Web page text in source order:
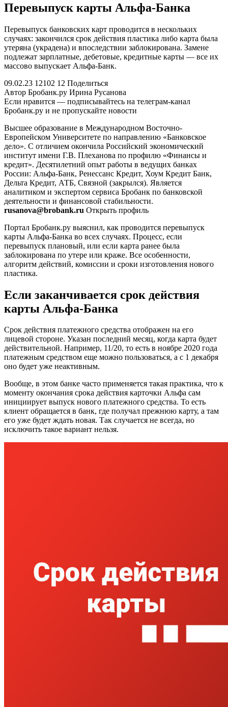
Перевыпуск карты Альфа-Банка
Перевыпуск банковских карт проводится в нескольких
случаях: закончился срок действия пластика либо карта была
утеряна (украдена) и впоследствии заблокирована. Замене
подлежат зарплатные, дебетовые, кредитные карты — все их
массово выпускает Альфа-Банк.
09.02.23 12102 12 Поделиться
Автор Бробанк.ру Ирина Русанова
Если нравится — подписывайтесь на телеграм-канал
Бробанк.ру и не пропускайте новости
Высшее образование в Международном Восточно-
Европейском Университете по направлению «Банковское
дело». С отличием окончила Российский экономический
институт имени Г.В. Плеханова по профилю «Финансы и
кредит». Десятилетний опыт работы в ведущих банках
России: Альфа-Банк, Ренессанс Кредит, Хоум Кредит Банк,
Дельта Кредит, АТБ, Связной (закрылся). Является
аналитиком и экспертом сервиса Бробанк по банковской
деятельности и финансовой стабильности.
rusanova@brobank.ru Открыть профиль
Портал Бробанк.ру выяснил, как проводится перевыпуск
карты Альфа-Банка во всех случаях. Процесс, если
перевыпуск плановый, или если карта ранее была
заблокирована по утере или краже. Все особенности,
алгоритм действий, комиссии и сроки изготовления нового
пластика.
Если заканчивается срок действия
карты Альфа-Банка
Срок действия платежного средства отображен на его
лицевой стороне. Указан последний месяц, когда карта будет
действительной. Например, 11/20, то есть в ноябре 2020 года
платежным средством еще можно пользоваться, а с 1 декабря
оно будет уже неактивным.
Вообще, в этом банке часто применяется такая практика, что к
моменту окончания срока действия карточки Альфа сам
инициирует выпуск нового платежного средства. То есть
клиент обращается в банк, где получал прежнюю карту, а там
его уже будет ждать новая. Так случается не всегда, но
исключить такое вариант нельзя.